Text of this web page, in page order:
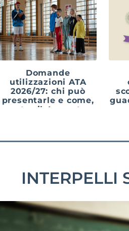
Domande
utilizzazioni ATA
2026/27: chi può
presentarle e come,
entro il 4 agosto
INTERPELLI